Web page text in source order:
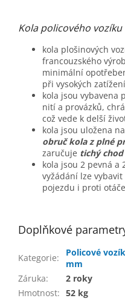
Kola policového vozíku
kola plošinových
francouzského
minimální
při vysokých
kola jsou vybavena
nití a provázků,
což vede k delší
kola jsou uložena
obruč kola z plné
zaručuje tichý
kola jsou 2 pevná a
vyžádání lze
pojezdu i proti
Doplňkové
Kategorie:
Policové
mm
Záruka:
2 roky
Hmotnost: 52 kg